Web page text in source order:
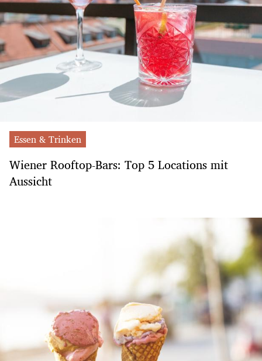
Essen & Trinken
Wiener Rooftop-Bars: Top 5 Locations mit
Aussicht